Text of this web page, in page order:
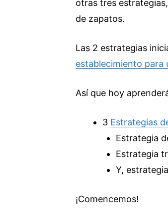
otras tres
de zapatos.
Las 2 estrategias
establecimiento para
Así que hoy
3 Estrategias
Estrategia
Estrategia
Y,
¡Comencemos!